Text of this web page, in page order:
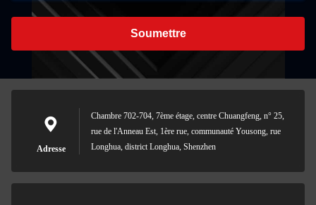
Soumettre
Adresse
Chambre 702-704, 7ème étage, centre Chuangfeng, n° 25,
rue de l'Anneau Est, 1ère rue, communauté Yousong, rue
Longhua, district Longhua, Shenzhen